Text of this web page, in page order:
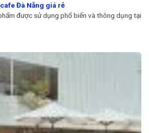
Đà Nẵng giá rẻ
được sử dụng phổ biến và thông dụng tại